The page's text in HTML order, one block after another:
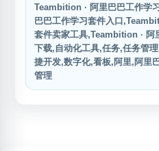
Teambition · 阿里巴巴工作学
巴巴工作学习套件入口
套件卖家工具,Teambition · 阿
下载,自动化工具,任务,任务管
捷开发,数字化,看板,阿里,阿里
管理